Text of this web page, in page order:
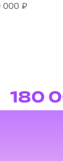
000 ₽
180